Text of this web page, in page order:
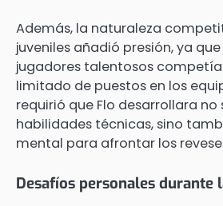
Además, la naturaleza
juveniles añadió presión, ya
jugadores talentosos
limitado de puestos en los
requirió que Flo desarrollara no
habilidades técnicas, sino
mental para afrontar los
Desafíos personales durante